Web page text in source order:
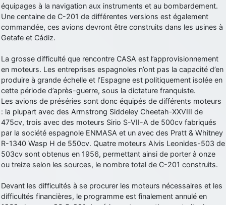
d9pouces : cette fois, c'est le Brésil et Singapour qui mettent le site
par terre
jericho: Ah ben je peux te confirmer que j'étais resté dans le filtre…
d9pouces: Désolé ! Mon filtrage a été un peu trop violent
manifestement
tout voir
équipages à la navigation aux instruments et au bombardement.
Une centaine de C-201 de différentes versions est également
commandée, ces avions devront être construits dans les usines à
Getafe et Cádiz.
La grosse difficulté que rencontre CASA est l’approvisionnement
en moteurs. Les entreprises espagnoles n’ont pas la capacité d’en
produire à grande échelle et l’Espagne est politiquement isolée en
cette période d’après-guerre, sous la dictature franquiste.
Les avions de préséries sont donc équipés de différents moteurs
: la plupart avec des Armstrong Siddeley Cheetah-XXVIII de
475cv, trois avec des moteurs Sirio S-VII-A de 500cv fabriqués
par la société espagnole ENMASA et un avec des Pratt & Whitney
R-1340 Wasp H de 550cv. Quatre moteurs Alvis Leonides-503 de
503cv sont obtenus en 1956, permettant ainsi de porter à onze
ou treize selon les sources, le nombre total de C-201 construits.
Devant les difficultés à se procurer les moteurs nécessaires et les
difficultés financières, le programme est finalement annulé en